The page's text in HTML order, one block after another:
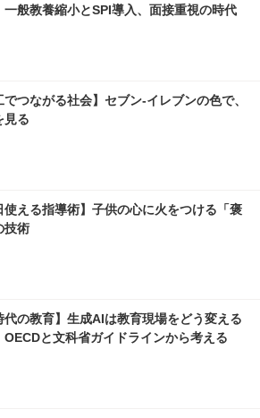
般教養縮小とSPI導入、面接重視の時代
でつながる社会】セブン‐イレブンの色で、
見る
使える指導術】子供の心に火をつける「褒
技術
代の教育】生成AIは教育現場をどう変える
OECDと文科省ガイドラインから考える